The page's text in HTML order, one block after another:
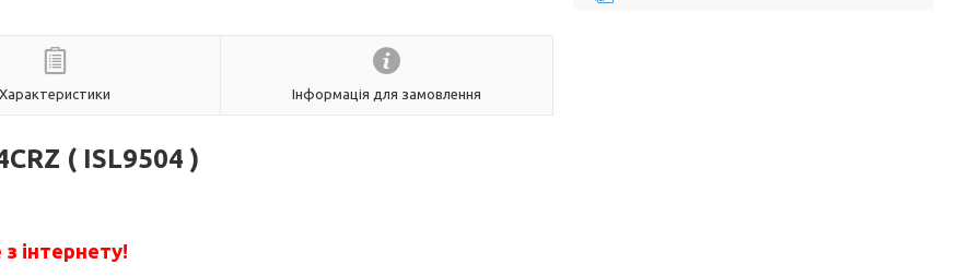
Характеристики Інформація для замовлення
( ISL9504 )
інтернету!